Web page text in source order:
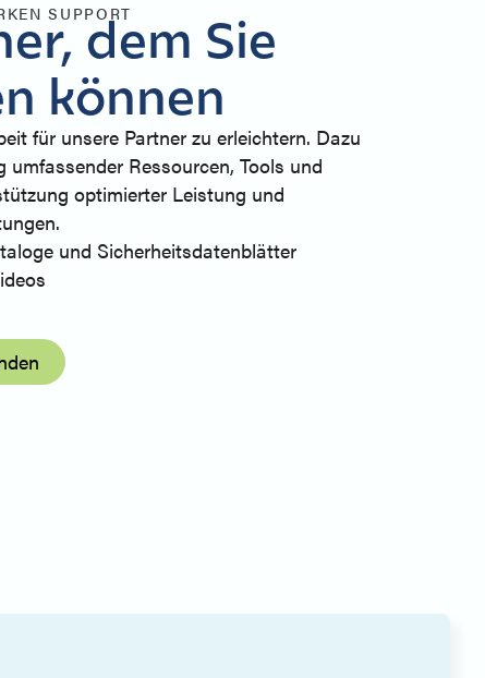
SUPPORT
dem Sie
können
für unsere Partner zu erleichtern. Dazu
Ressourcen, Tools und
optimierter Leistung und
und Sicherheitsdatenblätter